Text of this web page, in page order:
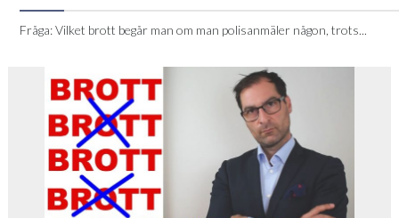
Fråga: Vilket brott begår man om man polisanmäler någon, trots...